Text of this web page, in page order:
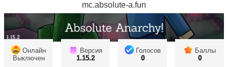
mc.absolute-a.fun
Онлайн
Выключен
Версия
1.15.2
Голосов
0
Баллы
0